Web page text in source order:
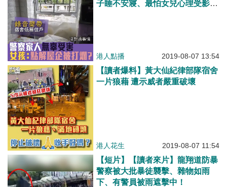
子睡不安寢、最怕女兒心理受影
港人點播 2019-08-07 13:54
【讀者爆料】黃大仙紀律部隊宿舍
一片狼藉 遭示威者嚴重破壞
港人花生 2019-08-07 11:54
【短片】【讀者來片】龍翔道防暴
警察被大批暴徒襲擊、雜物如雨
下、有警員被雨遮擊中！